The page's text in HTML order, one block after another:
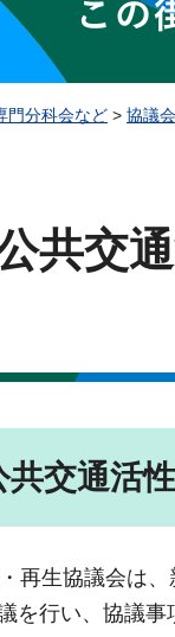
門分科会など > 協議会
共交
交通活
再生協議会は
を行い、協議事